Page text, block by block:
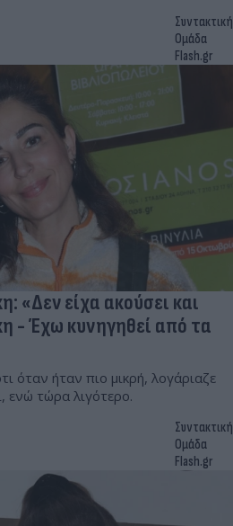
Συντακτική
Ομάδα
Flash.gr
«Δεν είχα ακούσει και
- Έχω κυνηγηθεί από τα
όταν ήταν πιο μικρή, λογάριαζε
ενώ τώρα λιγότερο.
Συντακτική
Ομάδα
Flash.gr